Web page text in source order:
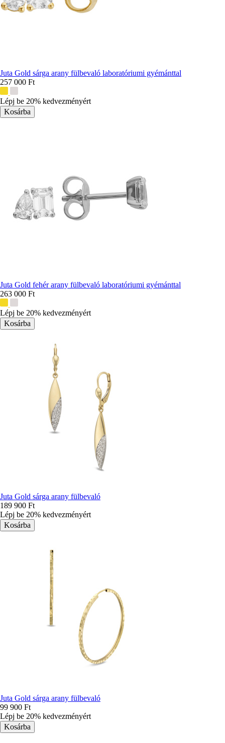
Juta Gold sárga arany fülbevaló laboratóriumi gyémánttal
257 000 Ft
színek:
Lépj be 20% kedvezményért
Juta Gold fehér arany fülbevaló laboratóriumi gyémánttal
263 000 Ft
színek:
Lépj be 20% kedvezményért
Juta Gold sárga arany fülbevaló
189 900 Ft
Lépj be 20% kedvezményért
Juta Gold sárga arany fülbevaló
99 900 Ft
Lépj be 20% kedvezményért